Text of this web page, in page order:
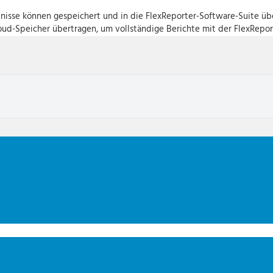
können gespeichert und in die FlexReporter-Software-Suite
Speicher übertragen, um vollständige Berichte mit der